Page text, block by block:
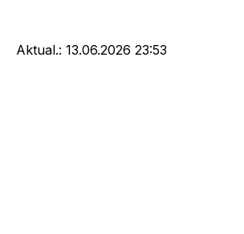
Aktual.: 13.06.2026 23:53